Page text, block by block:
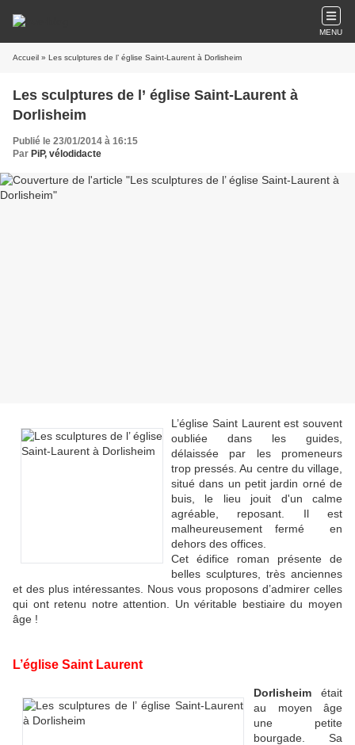
MENU
Accueil » Les sculptures de l’ église Saint-Laurent à Dorlisheim
Les sculptures de l’ église Saint-Laurent à
Dorlisheim
Publié le 23/01/2014 à 16:15
Par PiP, vélodidacte
L’église Saint Laurent est souvent
oubliée dans les guides,
délaissée par les promeneurs
trop pressés. Au centre du village,
situé dans un petit jardin orné de
buis, le lieu jouit d'un calme
agréable, reposant. Il est
malheureusement fermé en
dehors des offices.
Cet édifice roman présente de
belles sculptures, très anciennes
et des plus intéressantes. Nous vous proposons d’admirer celles
qui ont retenu notre attention. Un véritable bestiaire du moyen
âge !
L’église Saint Laurent
Dorlisheim était
au moyen âge
une petite
bourgade. Sa